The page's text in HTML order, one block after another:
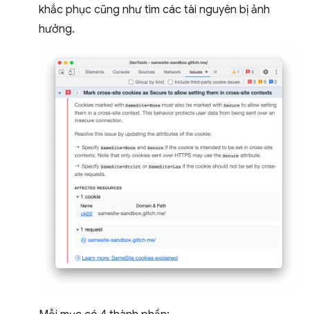
khắc phục cũng như tìm các tài nguyên bị ảnh
hưởng.